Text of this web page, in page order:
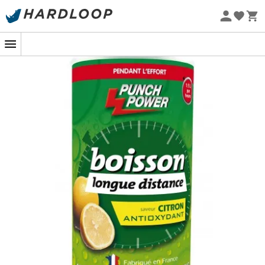
Letní akce 🔥 -5 % EXTRA při nákupu 2 produktů* s kódem
oblasti sportu , působí již více než 20 let v oblasti
sportovní výživy. Jejím jediným cílem je uspokojit
potřeby všech sportovců kombinací
Pokyny pro přípravu a použití:
po malých doušcích po celou dobu
v množství 1/2 litru za hodinu. V případě
velkého horka neváhejte nápoj více naředit.
Rozpusťte 3 odměrky, tj. 40 g, v 1/2 l vody.
Jedna nádoba 500 g BiOdrink = 6,25 l
energetického nápoje
: na 100 g / na porci (40 g)
Energie (kcal): 362 / 145
Energie (kj): 1673 / 669